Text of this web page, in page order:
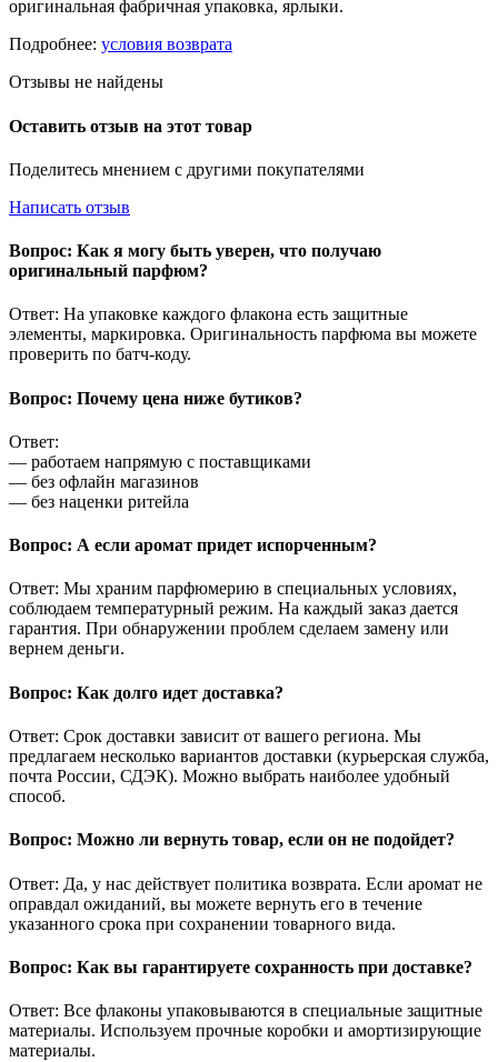
оригинальная фабричная упаковка, ярлыки.
Подробнее: условия возврата
Отзывы не найдены
Оставить отзыв на этот товар
Поделитесь мнением с другими покупателями
Написать отзыв
Вопрос: Как я могу быть уверен, что получаю
оригинальный парфюм?
Ответ: На упаковке каждого флакона есть защитные
элементы, маркировка. Оригинальность парфюма вы можете
проверить по батч-коду.
Вопрос: Почему цена ниже бутиков?
Ответ:
— работаем напрямую с поставщиками
— без офлайн магазинов
— без наценки ритейла
Вопрос: А если аромат придет испорченным?
Ответ: Мы храним парфюмерию в специальных условиях,
соблюдаем температурный режим. На каждый заказ дается
гарантия. При обнаружении проблем сделаем замену или
вернем деньги.
Вопрос: Как долго идет доставка?
Ответ: Срок доставки зависит от вашего региона. Мы
предлагаем несколько вариантов доставки (курьерская служба,
почта России, СДЭК). Можно выбрать наиболее удобный
способ.
Вопрос: Можно ли вернуть товар, если он не подойдет?
Ответ: Да, у нас действует политика возврата. Если аромат не
оправдал ожиданий, вы можете вернуть его в течение
указанного срока при сохранении товарного вида.
Вопрос: Как вы гарантируете сохранность при доставке?
Ответ: Все флаконы упаковываются в специальные защитные
материалы. Используем прочные коробки и амортизирующие
материалы.